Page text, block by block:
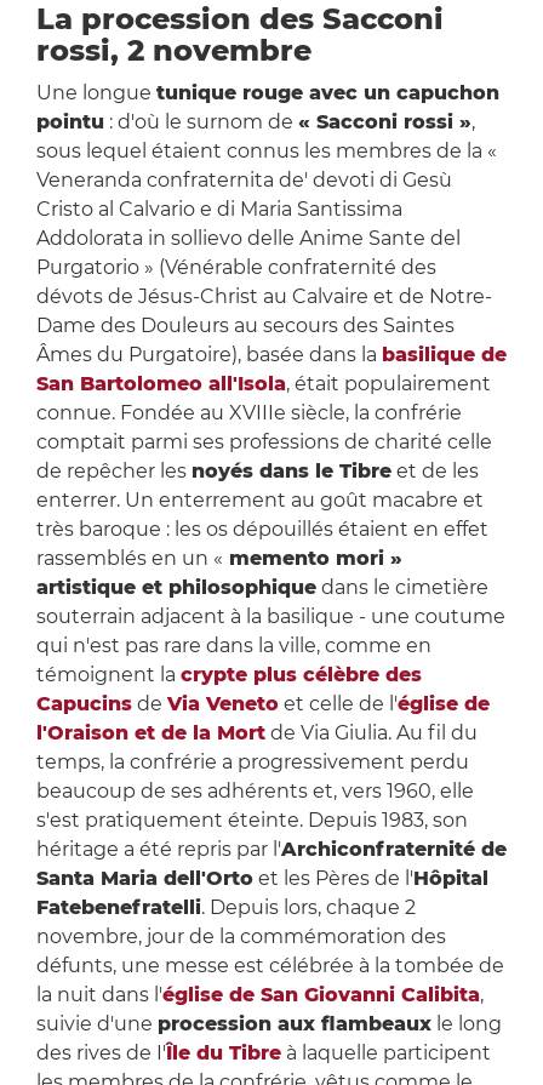
La procession des Sacconi
rossi, 2 novembre
Une longue tunique rouge avec un capuchon
pointu : d'où le surnom de « Sacconi rossi »,
sous lequel étaient connus les membres de la «
Veneranda confraternita de' devoti di Gesù
Cristo al Calvario e di Maria Santissima
Addolorata in sollievo delle Anime Sante del
Purgatorio » (Vénérable confraternité des
dévots de Jésus-Christ au Calvaire et de Notre-
Dame des Douleurs au secours des Saintes
Âmes du Purgatoire), basée dans la basilique de
San Bartolomeo all'Isola, était populairement
connue. Fondée au XVIIIe siècle, la confrérie
comptait parmi ses professions de charité celle
de repêcher les noyés dans le Tibreet de les
enterrer. Un enterrement au goût macabre et
très baroque : les os dépouillés étaient en effet
rassemblés en un « memento mori »
artistique et philosophiquedans le cimetière
souterrain adjacent à la basilique - une coutume
qui n'est pas rare dans la ville, comme en
témoignent la crypte plus célèbre des
Capucinsde Via Venetoet celle de l'église de
l'Oraison et de la Mortde Via Giulia. Au fil du
temps, la confrérie a progressivement perdu
beaucoup de ses adhérents et, vers 1960, elle
s'est pratiquement éteinte. Depuis 1983, son
héritage a été repris par l'Archiconfraternité de
Santa Maria dell'Ortoet les Pères de l'Hôpital
Fatebenefratelli. Depuis lors, chaque 2
novembre, jour de la commémoration des
défunts, une messe est célébrée à la tombée de
la nuit dans l'église de San Giovanni Calibita,
suivie d'une procession aux flambeauxle long
des rives de I'Île du Tibreà laquelle participent